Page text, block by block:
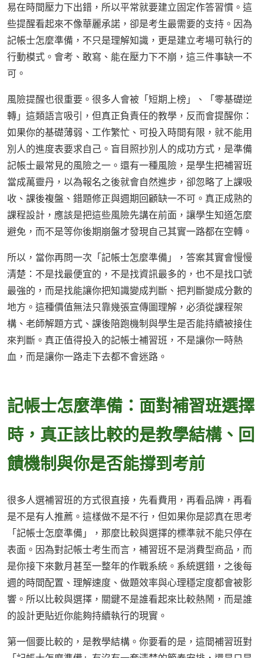
易在時間壓力下出錯，所以平常就要建立固定作答習慣。這
些提醒看起來不像華麗承諾，卻是考生最需要的支持。因為
記帳士怎麼準備，不只是理解知識，更是建立考場可執行的
行動模式。會考、敢寫、能在壓力下不崩，這三件事缺一不
可。
風險提醒也很重要。很多人會被「短期上榜」、「零基礎逆
轉」這類語言吸引，但真正負責任的教學，反而會提醒你：
如果你的基礎薄弱、工作繁忙、可投入時間有限，就不能用
別人的進度表要求自己。盲目照抄別人的成功方式，是準備
記帳士最常見的風險之一。還有一種風險，是學生把補習班
當成萬靈丹，以為報名之後就會自然進步，卻忽略了上課吸
收、課後複盤、錯題修正與週期回顧缺一不可。真正成熟的
課程設計，應該是把這些風險先講在前面，讓學生知道怎麼
避免，而不是等你後期崩盤才發現自己其實一路都在空轉。
所以，當你再問一次「記帳士怎麼準備」，答案其實會慢慢
清楚：不是找最便宜的，不是找資訊最多的，也不是找口號
最強的，而是找能讓你把知識變成判斷、把判斷變成分數的
地方。這種價值無法只靠幾張宣傳圖理解，必須從課程架
構、老師解題方式、課後陪跑機制與學生是否能持續被接住
來判斷。真正值得投入的記帳士補習班，不是讓你一時熱
血，而是讓你一路走下去都不會迷路。
記帳士怎麼準備：面對補習班選擇
時，真正該比較的是教學結構、回
饋機制與你是否能撐到考前
很多人選補習班的方式很直接，先看費用，再看品牌，再看
是不是有人推薦。這樣做不是不行，但如果你是認真在思考
「記帳士怎麼準備」，那麼比較與選擇的標準就不能只停在
表面。因為對記帳士考生而言，補習班不是消費型商品，而
是你接下來數月甚至一整年的作戰系統。系統選錯，之後每
週的時間配置、理解速度、做題效率與心理穩定度都會被影
響。所以比較與選擇，關鍵不是誰看起來比較熱鬧，而是誰
的設計更貼近你能夠持續執行的現實。
第一個要比較的，是教學結構。你要看的是，這間補習班對